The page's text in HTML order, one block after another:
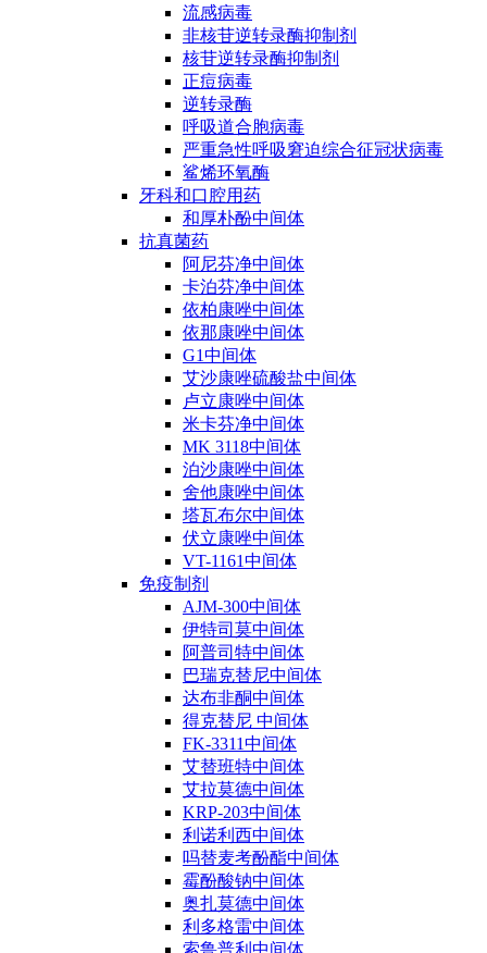
流感病毒
非核苷逆转录酶抑制剂
核苷逆转录酶抑制剂
正痘病毒
逆转录酶
呼吸道合胞病毒
严重急性呼吸窘迫综合征冠状病毒
鲨烯环氧酶
牙科和口腔用药
和厚朴酚中间体
抗真菌药
阿尼芬净中间体
卡泊芬净中间体
依柏康唑中间体
依那康唑中间体
G1中间体
艾沙康唑硫酸盐中间体
卢立康唑中间体
米卡芬净中间体
MK 3118中间体
泊沙康唑中间体
舍他康唑中间体
塔瓦布尔中间体
伏立康唑中间体
VT-1161中间体
免疫制剂
AJM-300中间体
伊特司莫中间体
阿普司特中间体
巴瑞克替尼中间体
达布非酮中间体
得克替尼 中间体
FK-3311中间体
艾替班特中间体
艾拉莫德中间体
KRP-203中间体
利诺利西中间体
吗替麦考酚酯中间体
霉酚酸钠中间体
奥扎莫德中间体
利多格雷中间体